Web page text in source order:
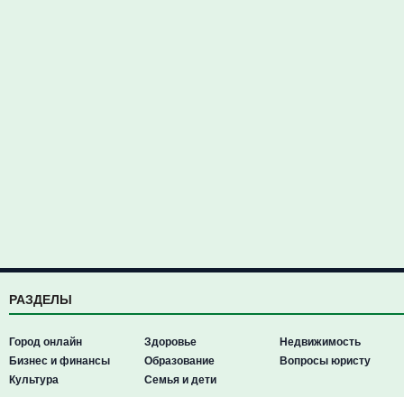
РАЗДЕЛЫ
Город онлайн
Бизнес и финансы
Культура
Здоровье
Образование
Семья и дети
Недвижимость
Вопросы юристу